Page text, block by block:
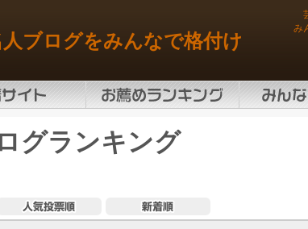
ブログをみんなで格付け
み
グランキング